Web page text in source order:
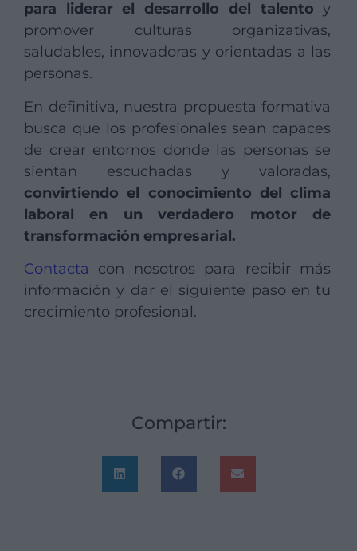
para liderar el desarrollo del talentoy
promover culturas organizativas,
saludables, innovadoras y orientadas a las
personas.
En definitiva, nuestra propuesta formativa
busca que los profesionales sean capaces
de crear entornos donde las personas se
sientan escuchadas y valoradas,
convirtiendo el conocimiento del clima
laboral en un verdadero motor de
transformación empresarial.
Contacta con nosotros para recibir más
información y dar el siguiente paso en tu
crecimiento profesional.
Compartir: